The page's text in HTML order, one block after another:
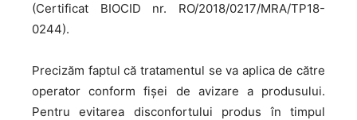
(Certificat BIOCID nr. RO/2018/0217/MRA/TP18-
0244).
Precizăm faptul că tratamentul se va aplica de către
operator conform fişei de avizare a produsului.
Pentru evitarea disconfortului produs în timpul